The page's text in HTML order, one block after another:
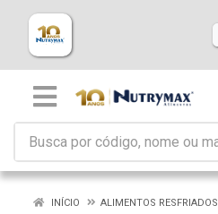
INÍCIO
ALIMENTOS RESFRIADOS